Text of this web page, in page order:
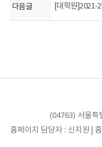
다음글 [대학원]2021-
(04763) 서울특
홈페이지 담당자 : 신지원 |